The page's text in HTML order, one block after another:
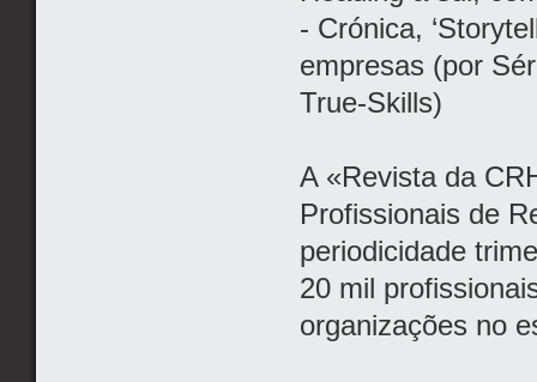
- Crónica,
empresas (por
True-Skills)
A «Revista da
Profissionais de
periodicidade
20 mil
organizações no